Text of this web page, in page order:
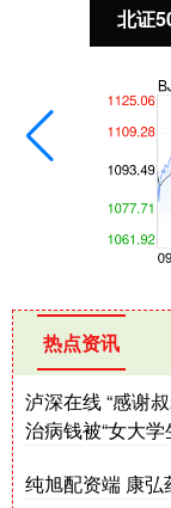
北证
热点资讯
泸深在线 “感谢
治病钱被“女大学
纯旭配资端 康